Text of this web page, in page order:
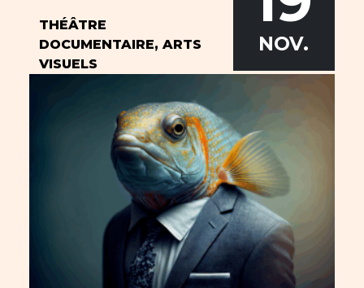
THÉÂTRE
DOCUMENTAIRE, ARTS
VISUELS
NOV.